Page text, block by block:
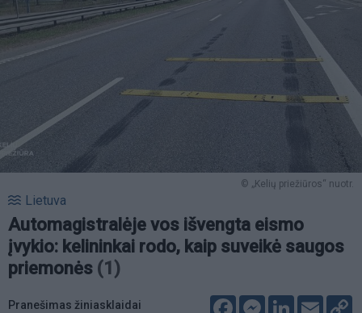
© „Kelių priežiūros“ nuotr.
Lietuva
Automagistralėje vos išvengta eismo
įvykio: kelininkai rodo, kaip suveikė saugos
priemonės (1)
Pranešimas žiniasklaidai
FacebookMessenger
LinkedIn
Email